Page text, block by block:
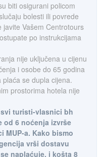
biti osigurani policom
bolesti ili povrede
Vašem Centrotours
po instrukcijama
nije uključena u cijenu
i osobe do 65 godina
se dupla cijena.
prostorima hotela nije
turisti-vlasnici bh
od 6 noćenja izvrše
MUP-a. Kako bismo
vrši dostavu
naplaćuje, i košta 8